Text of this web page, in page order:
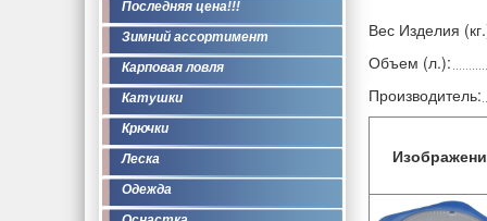
Последняя цена!!!
Зимний ассортимент
Карповая ловля
Катушки
Крючки
Леска
Одежда
Вес Изделия
Объем (л.):
Производитель: